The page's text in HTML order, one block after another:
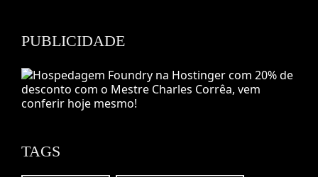
PUBLICIDADE
TAGS